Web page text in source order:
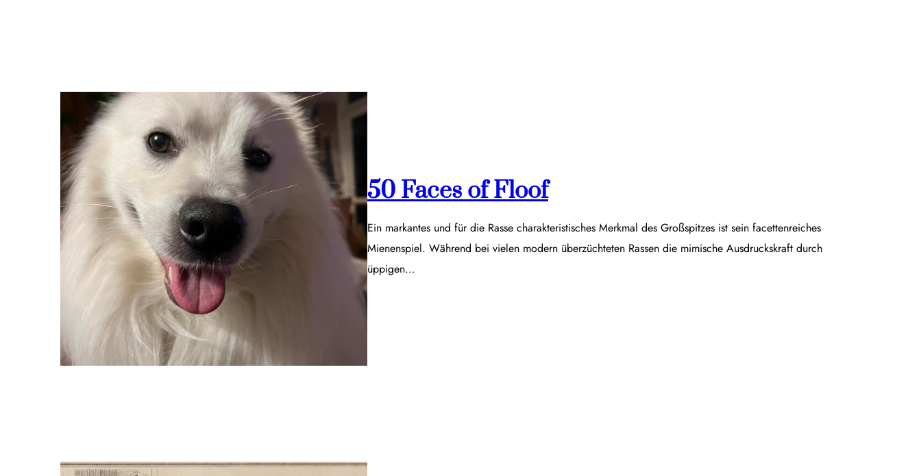
50 Faces of Floof
Ein markantes und für die Rasse charakteristisches Merkmal des Großspitzes ist sein facettenreiches
Mienenspiel. Während bei vielen modern überzüchteten Rassen die mimische Ausdruckskraft durch
üppigen…